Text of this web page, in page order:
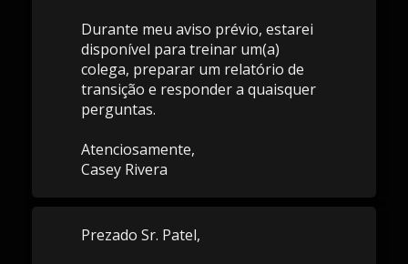
Durante meu aviso prévio, estarei
disponível para treinar um(a)
colega, preparar um relatório de
transição e responder a quaisquer
perguntas.
Atenciosamente,
Casey Rivera
Prezado Sr. Patel,